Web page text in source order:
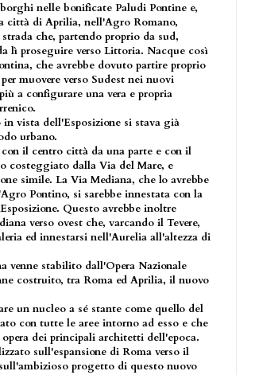
nelle bonificate Paludi Pontine e,
città di Aprilia, nell'Agro Romano,
che, partendo proprio da sud,
lì proseguire verso Littoria. Nacque così
che avrebbe dovuto partire proprio
muovere verso Sudest nei nuovi
a configurare una vera e propria
vista dell'Esposizione si stava già
urbano.
il centro città da una parte e con il
costeggiato dalla Via del Mare, e
simile. La Via Mediana, che lo avrebbe
Pontino, si sarebbe innestata con la
Questo avrebbe inoltre
verso ovest che, varcando il Tevere,
ed innestarsi nell'Aurelia all'altezza di
venne stabilito dall'Opera Nazionale
costruito, tra Roma ed Aprilia, il nuovo
un nucleo a sé stante come quello del
con tutte le aree intorno ad esso e che
dei principali architetti dell'epoca.
sull'espansione di Roma verso il
progetto di questo nuovo